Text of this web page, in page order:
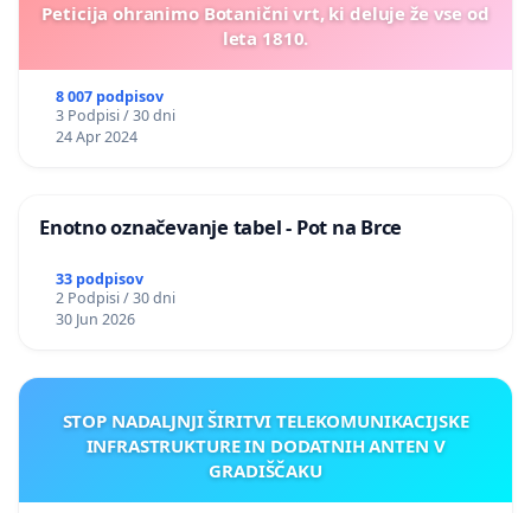
Peticija ohranimo Botanični vrt, ki deluje že vse od
leta 1810.
8 007 podpisov
3 Podpisi / 30 dni
24 Apr 2024
Enotno označevanje tabel - Pot na Brce
33 podpisov
2 Podpisi / 30 dni
30 Jun 2026
STOP NADALJNJI ŠIRITVI TELEKOMUNIKACIJSKE
INFRASTRUKTURE IN DODATNIH ANTEN V
GRADIŠČAKU